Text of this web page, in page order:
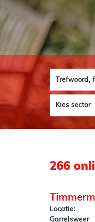
Functie
266
Locatie:
Garrelsweer